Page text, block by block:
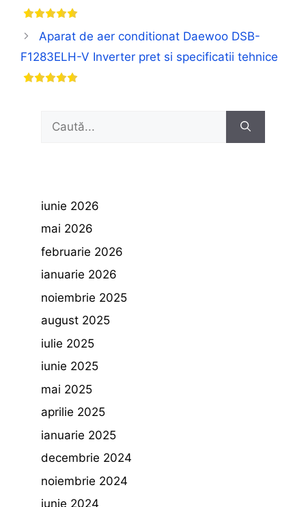
Aparat de aer conditionat Daewoo DSB-
F1283ELH-V Inverter pret si specificatii tehnice
după:
iunie 2026
mai 2026
februarie 2026
ianuarie 2026
noiembrie 2025
august 2025
iulie 2025
iunie 2025
mai 2025
aprilie 2025
ianuarie 2025
decembrie 2024
noiembrie 2024
iunie 2024